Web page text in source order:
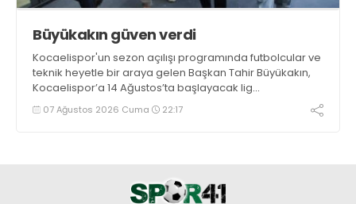
Büyükakın güven verdi
Kocaelispor'un sezon açılışı programında futbolcular ve
teknik heyetle bir araya gelen Başkan Tahir Büyükakın,
Kocaelispor’a 14 Ağustos’ta başlayacak lig
maratonunda başarılar diledi ve “Yanınızdayım” dedi.
07 Ağustos 2026 Cuma 22:17